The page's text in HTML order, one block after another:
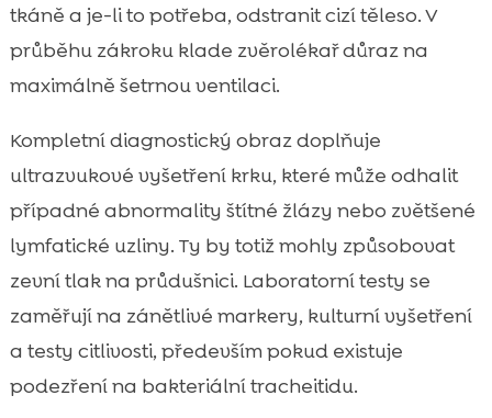
tkáně a je-li to potřeba, odstranit cizí těleso. V
průběhu zákroku klade zvěrolékař důraz na
maximálně šetrnou ventilaci.
Kompletní diagnostický obraz doplňuje
ultrazvukové vyšetření krku, které může odhalit
případné abnormality štítné žlázy nebo zvětšené
lymfatické uzliny. Ty by totiž mohly způsobovat
zevní tlak na průdušnici. Laboratorní testy se
zaměřují na zánětlivé markery, kulturní vyšetření
a testy citlivosti, především pokud existuje
podezření na bakteriální tracheitidu.